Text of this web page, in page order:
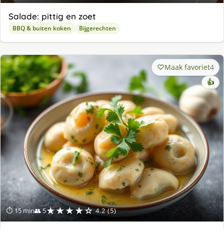
Salade: pittig en zoet
BBQ & buiten koken Bijgerechten
⏱ 15 min👥 5★★★★☆ 4.2 (5)
Maak favoriet4
👍